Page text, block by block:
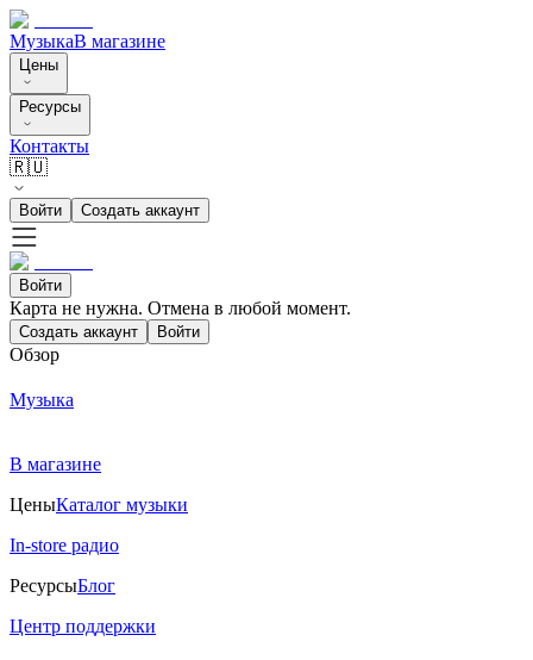
МузыкаВ магазине
Цены
Ресурсы
Контакты
🇷🇺
Войти Создать аккаунт
Войти
Карта не нужна. Отмена в любой момент.
Создать аккаунт Войти
Обзор
Музыка
В магазине
ЦеныКаталог музыки
In-store радио
РесурсыБлог
Центр поддержки